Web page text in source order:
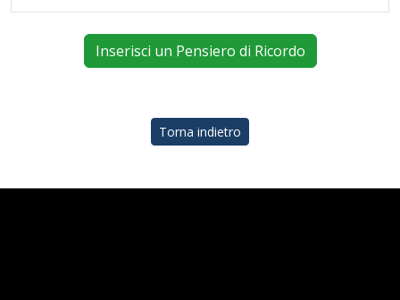
Inserisci un Pensiero di Ricordo
Torna indietro